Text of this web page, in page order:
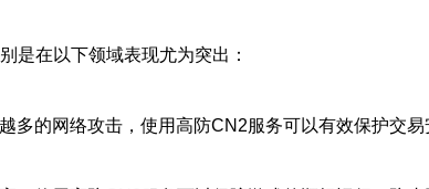
是在以下领域表现尤为突出：
多的网络攻击，使用高防CN2服务可以有效保护交易